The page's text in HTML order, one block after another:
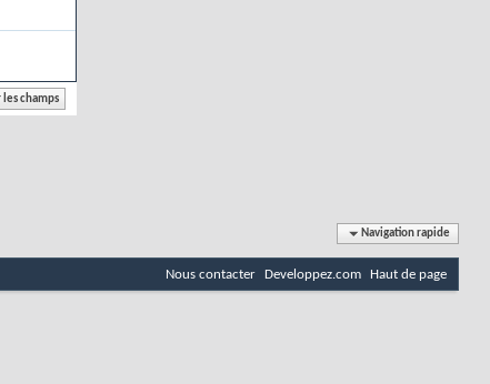
Navigation rapide
Nous contacter Developpez.com Haut de page